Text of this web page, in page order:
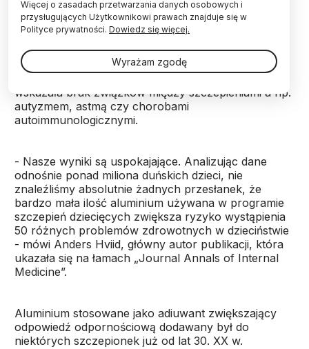
Szeroko zakrojone badanie przeprowadzone przez
duński Statens Serum Institut (SSI) potwierdza tezę
o bezpieczeństwie szczepień.
wskazała brak związków między szczepieniami a np.
autyzmem, astmą czy chorobami
autoimmunologicznymi.
- Nasze wyniki są uspokajające. Analizując dane
odnośnie ponad miliona duńskich dzieci, nie
znaleźliśmy absolutnie żadnych przesłanek, że
bardzo mała ilość aluminium używana w programie
szczepień dziecięcych zwiększa ryzyko wystąpienia
50 różnych problemów zdrowotnych w dzieciństwie
- mówi Anders Hviid, główny autor publikacji, która
ukazała się na łamach „Journal Annals of Internal
Medicine”.
Aluminium stosowane jako adiuwant zwiększający
odpowiedź odpornościową dodawany był do
niektórych szczepionek już od lat 30. XX w.
Więcej o zasadach przetwarzania danych osobowych i
przysługujących Użytkownikowi prawach znajduje się w
Polityce prywatności. Dowiedz się więcej.
Wyrażam zgodę